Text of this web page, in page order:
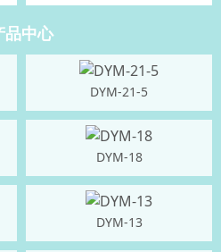
品中心
DYM-21-5
DYM-18
DYM-13